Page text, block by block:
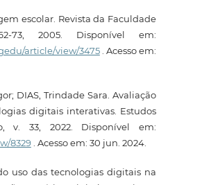
escolar. Revista da Faculdade
2005. Disponível em:
article/view/3475. Acesso em:
DIAS, Trindade Sara. Avaliação
digitais interativas. Estudos
v. 33, 2022. Disponível em:
8329. Acesso em: 30 jun. 2024.
uso das tecnologias digitais na